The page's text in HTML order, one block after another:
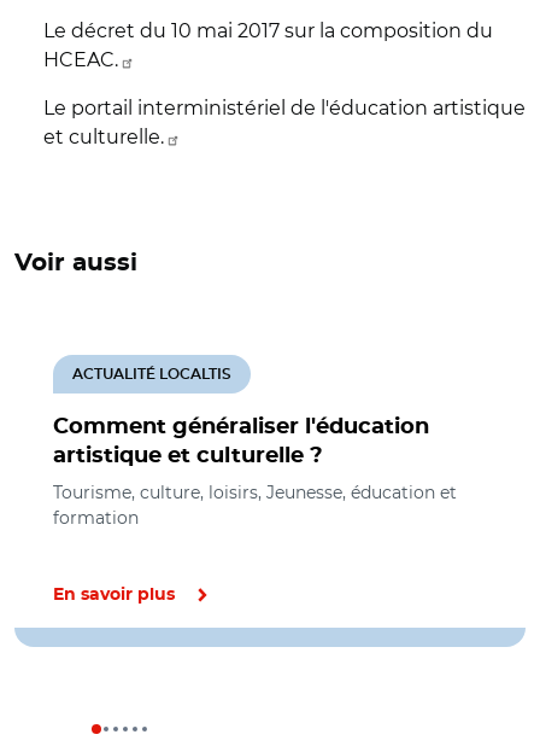
Le décret du 10 mai 2017 sur la composition du
HCEAC.
Le portail interministériel de l'éducation artistique
et culturelle.
Voir aussi
Comment généraliser l'éducation
artistique et culturelle ?
ACTUALITÉ LOCALTIS
Tourisme, culture, loisirs, Jeunesse, éducation et
formation
En savoir plus